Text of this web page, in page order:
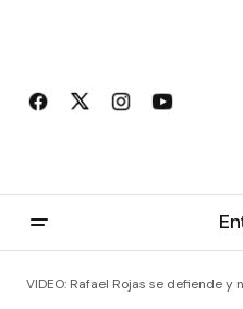
VIDEO: Rafael Rojas se defiende